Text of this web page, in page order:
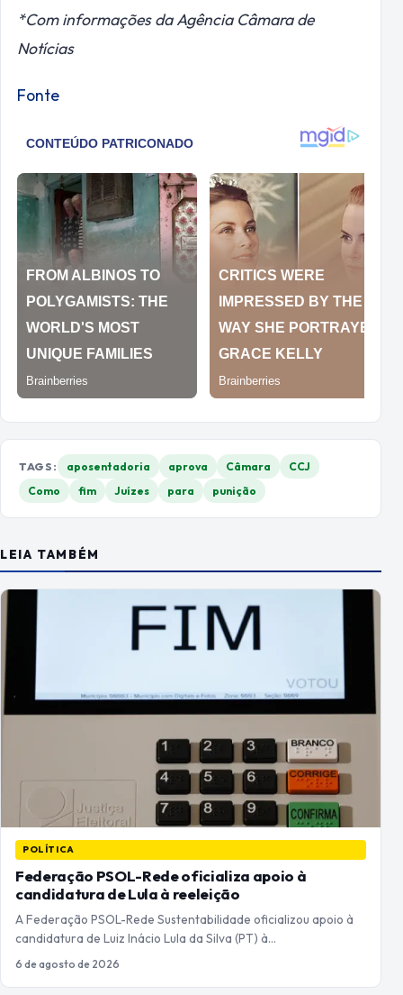
*Com informações da Agência Câmara de
Notícias
Fonte
TAGS: aposentadoria aprova Câmara
CCJ
Como
fim Juízes para punição
LEIA TAMBÉM
POLÍTICA
Federação PSOL-Rede oficializa apoio à
candidatura de Lula à reeleição
A Federação PSOL-Rede Sustentabilidade oficializou apoio à
candidatura de Luiz Inácio Lula da Silva (PT) à…
6 de agosto de 2026